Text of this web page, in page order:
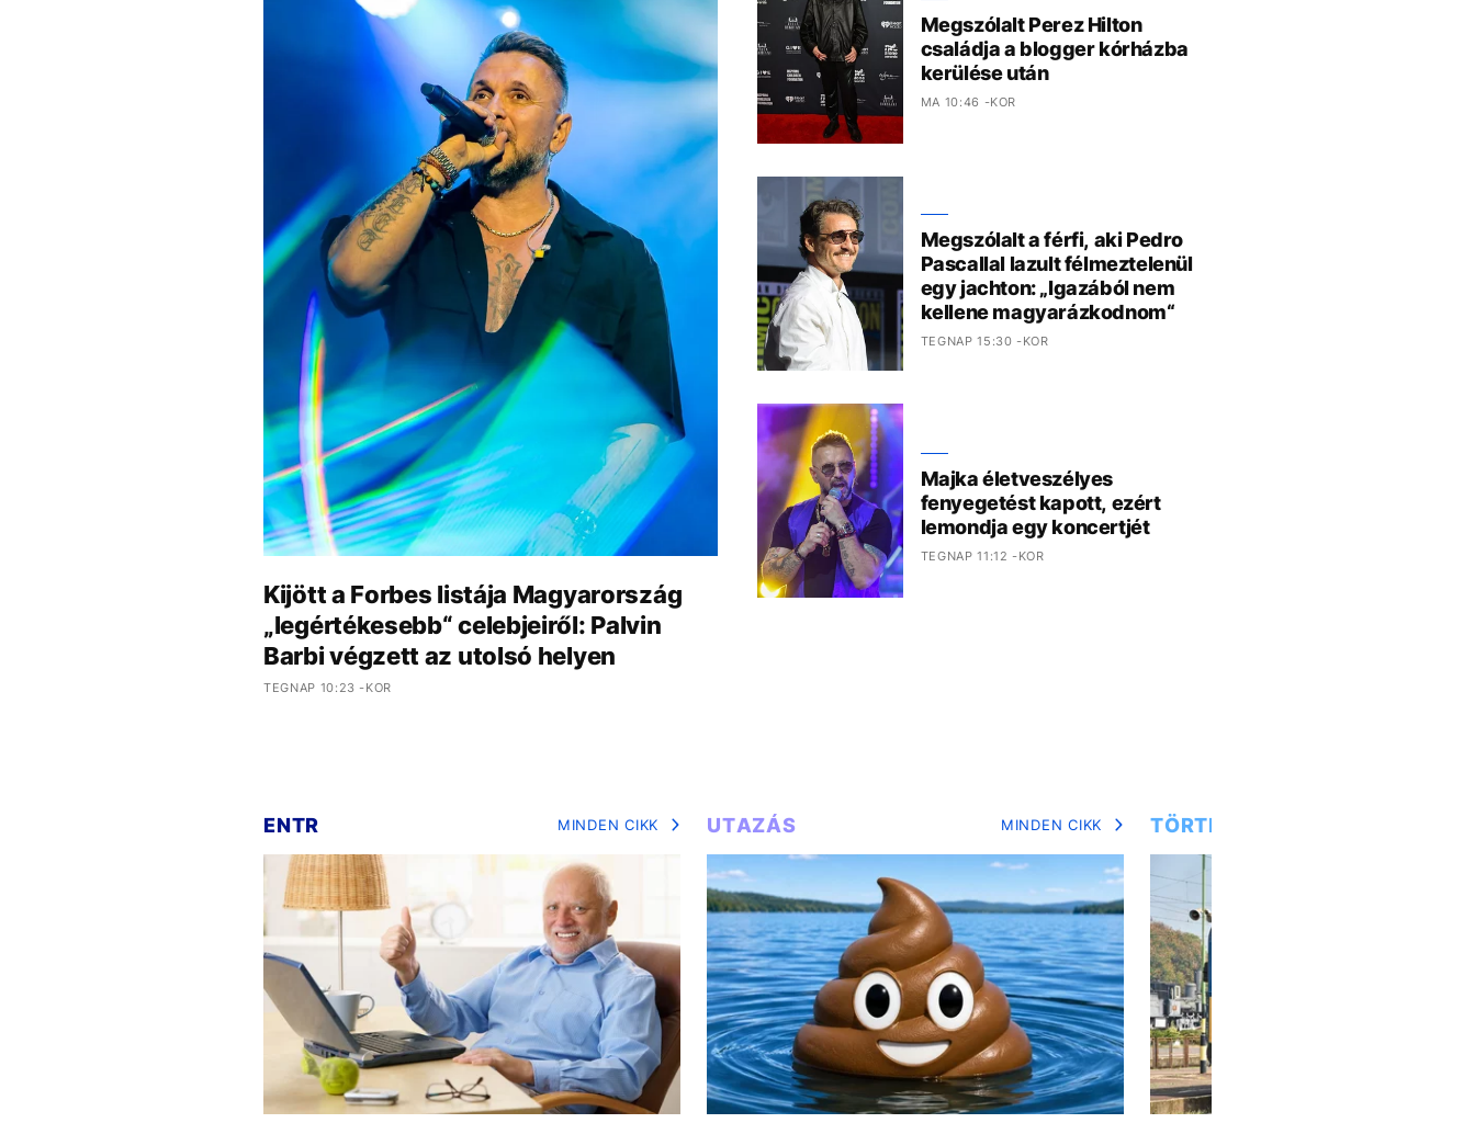
Kijött a Forbes listája Magyarország
„legértékesebb“ celebjeiről: Palvin
Barbi végzett az utolsó helyen
TEGNAP 10:23 -KOR
Megszólalt Perez Hilton
családja a blogger kórházba
kerülése után
MA 10:46 -KOR
Megszólalt a férfi, aki Pedro
Pascallal lazult félmeztelenül
egy jachton: „Igazából nem
kellene magyarázkodnom“
TEGNAP 15:30 -KOR
Majka életveszélyes
fenyegetést kapott, ezért
lemondja egy koncertjét
TEGNAP 11:12 -KOR
ENTR MINDEN CIKK UTAZÁS MINDEN CIKK TÖRTÉNETEK